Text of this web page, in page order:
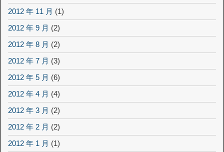
2012 年 11 月 (1)
2012 年 9 月 (2)
2012 年 8 月 (2)
2012 年 7 月 (3)
2012 年 5 月 (6)
2012 年 4 月 (4)
2012 年 3 月 (2)
2012 年 2 月 (2)
2012 年 1 月 (1)